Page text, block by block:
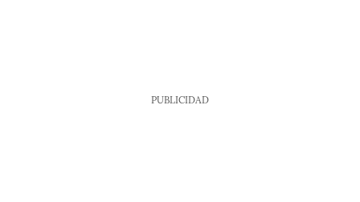
PUBLICIDAD